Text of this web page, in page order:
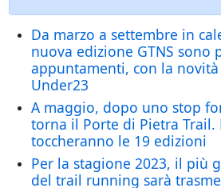
Da marzo a settembre in
nuova edizione GTNS sono
appuntamenti, con la novità
Under23
A maggio, dopo uno stop
torna il Porte di Pietra Trail.
toccheranno le 19 edizioni
Per la stagione 2023, il più
del trail running sarà